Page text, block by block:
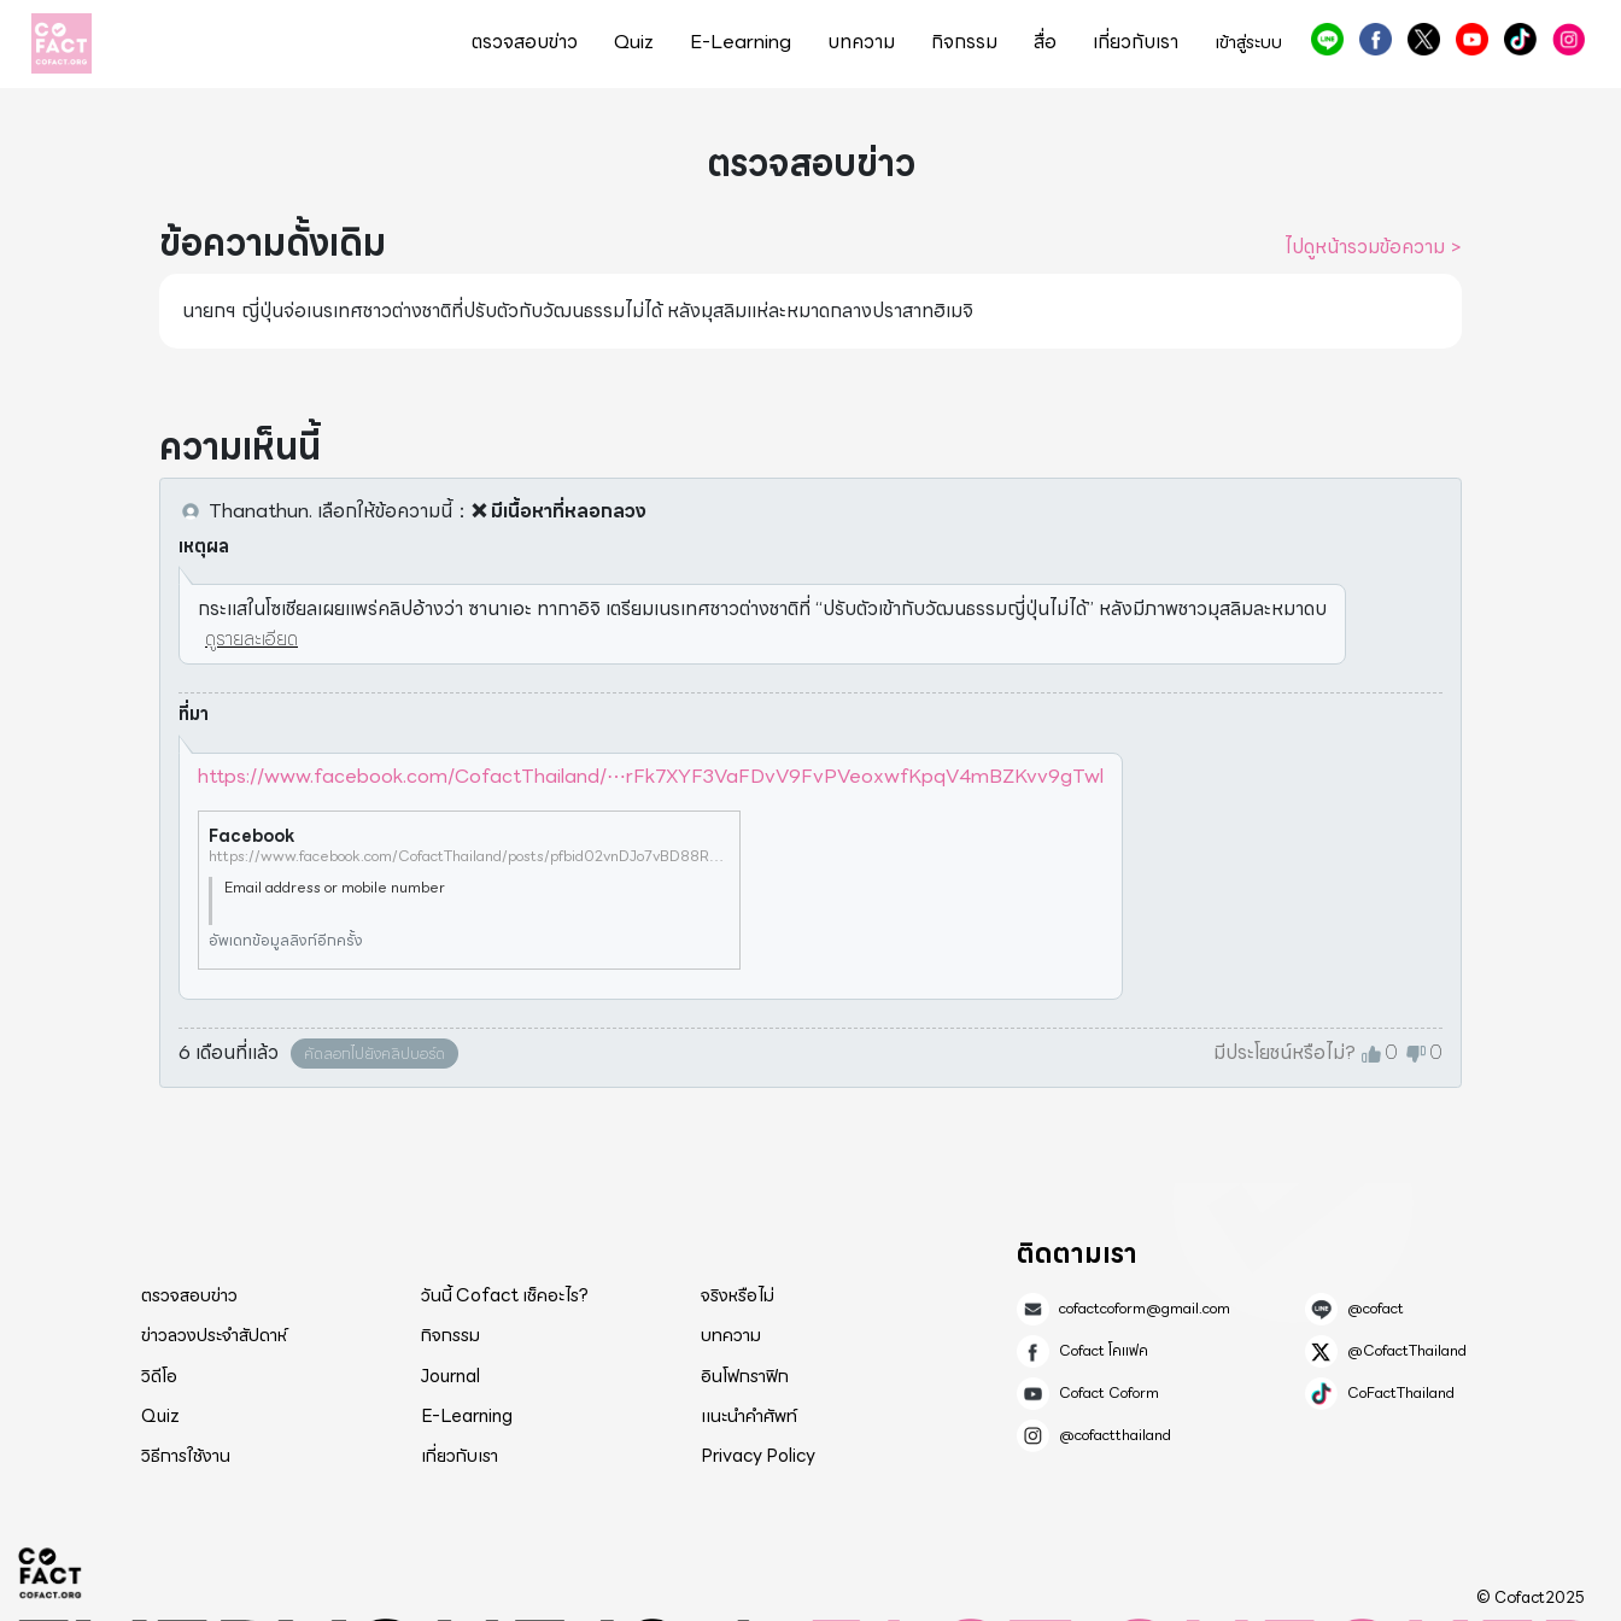
ตรวจสอบข่าว Quiz E-Learning บทความ กิจกรรม สื่อ เกี่ยวกับเรา เข้าสู่ระบบ
ตรวจสอบข่าว
ข้อความดั้งเดิม
ไปดูหน้ารวมข้อความ >
นายกฯ ญี่ปุ่นจ่อเนรเทศชาวต่างชาติที่ปรับตัวกับวัฒนธรรมไม่ได้ หลังมุสลิมแห่ละหมาดกลางปราสาทฮิเมจิ
ความเห็นนี้
Thanathun. เลือกให้ข้อความนี้： ❌ มีเนื้อหาที่หลอกลวง
เหตุผล
กระแสในโซเชียลเผยแพร่คลิปอ้างว่า ซานาเอะ ทากาอิจิ เตรียมเนรเทศชาวต่างชาติที่ “ปรับตัวเข้ากับวัฒนธรรมญี่ปุ่นไม่ได้” หลังมีภาพชาวมุสลิมละหมาดบ
ดูรายละเอียด
ที่มา
https://www.facebook.com/CofactThailand/⋯rFk7XYF3VaFDvV9FvPVeoxwfKpqV4mBZKvv9gTwl
Facebook
https://www.facebook.com/CofactThailand/posts/pfbid02vnDJo7vBD88RpuAhKJaoYJtuqrFk7XYF3VaFDvV9FvPVeoxwfKpqV4mBZKvv9gTwl
Email address or mobile number
อัพเดทข้อมูลลิงก์อีกครั้ง
6 เดือนที่แล้ว คัดลอกไปยังคลิปบอร์ด มีประโยชน์หรือไม่? 0 0
ตรวจสอบข่าว วันนี้ Cofact เช็คอะไร?
จริงหรือไม่
ข่าวลวงประจำสัปดาห์
กิจกรรม
บทความ
วิดีโอ
Journal
อินโฟกราฟิก
Quiz
E-Learning
แนะนำคำศัพท์
วิธีการใช้งาน
เกี่ยวกับเรา Privacy Policy
ติดตามเรา
cofactcoform@gmail.com
@cofact
Cofact โคแฟค
@CofactThailand
Cofact Coform
CoFactThailand
@cofactthailand
© Cofact2025